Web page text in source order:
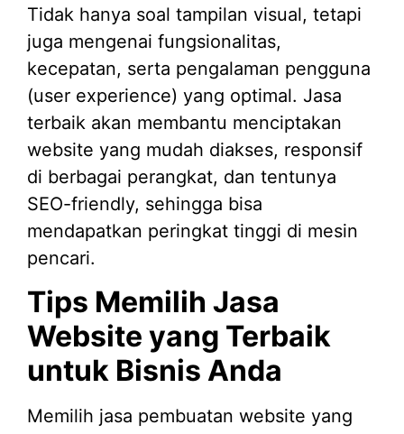
Tidak hanya soal tampilan visual, tetapi
juga mengenai fungsionalitas,
kecepatan, serta pengalaman pengguna
(user experience) yang optimal. Jasa
terbaik akan membantu menciptakan
website yang mudah diakses, responsif
di berbagai perangkat, dan tentunya
SEO-friendly, sehingga bisa
mendapatkan peringkat tinggi di mesin
pencari.
Tips Memilih Jasa
Website yang Terbaik
untuk Bisnis Anda
Memilih jasa pembuatan website yang